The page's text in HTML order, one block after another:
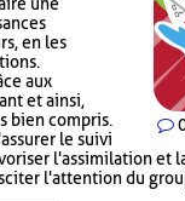
une
en les
aux
et ainsi,
bien compris.
le suivi
l'assimilation et
l'attention du